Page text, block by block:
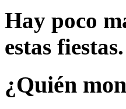
Hay poco
estas fiestas.
¿Quién